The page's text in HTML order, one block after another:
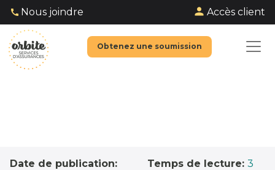
Nous joindre Accès client
Obtenez une soumission
Date de publication:
Temps de lecture: 3